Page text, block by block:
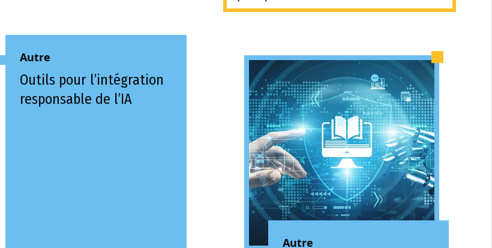
Autre
Outils pour l’intégration
responsable de l’IA
Autre